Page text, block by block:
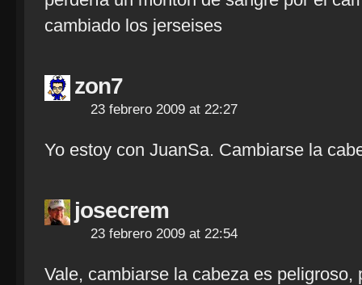
cambiado los jerseises
zon7
23 febrero 2009 at 22:27
Yo estoy con JuanSa. Cambiarse la
josecrem
23 febrero 2009 at 22:54
Vale, cambiarse la cabeza es peligroso,